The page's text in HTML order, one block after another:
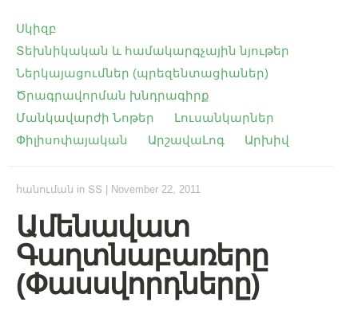
Սկիզբ
Տեխնիկական և համակարգչային նյութեր
Ներկայացումներ (պրեզենտացիաներ)
Ծրագրավորման խնդրագիրք
Մանկավարժի Նոթեր
Լուսանկարներ
Փիլիսոփայական
ԱրշավաԼոգ Արխիվ
հանուման in ՏՏ November 22, 2011
Ամենավատ
Գաղտնաբառերը
(Փասսվորդները)